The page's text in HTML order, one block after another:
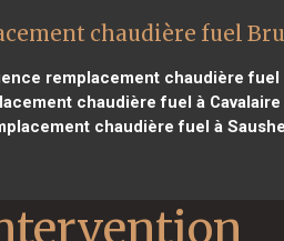
chaudière fuel
remplacement chaudière fuel
chaudière fuel à Cavalaire
chaudière fuel à